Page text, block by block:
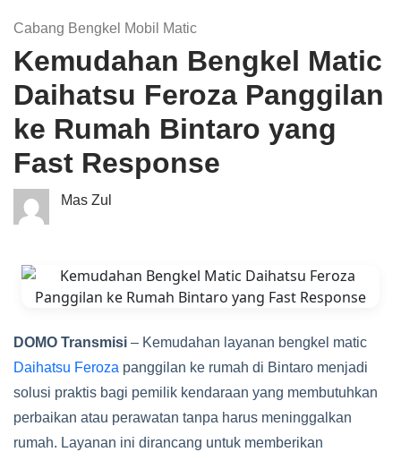
Cabang Bengkel Mobil Matic
Kemudahan Bengkel Matic
Daihatsu Feroza Panggilan
ke Rumah Bintaro yang
Fast Response
Mas Zul
DOMO Transmisi – Kemudahan layanan bengkel matic
Daihatsu Feroza panggilan ke rumah di Bintaro menjadi
solusi praktis bagi pemilik kendaraan yang membutuhkan
perbaikan atau perawatan tanpa harus meninggalkan
rumah. Layanan ini dirancang untuk memberikan